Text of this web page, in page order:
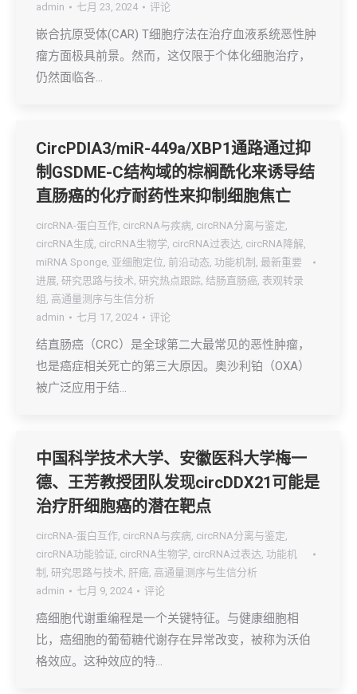
admin
七月 23, 2024 评论
嵌合抗原受体(CAR) T细胞疗法在治疗血液系统恶性肿
瘤方面极具前景。然而，这仅限于个体化细胞治疗，
仍然面临各…
CircPDIA3/miR-449a/XBP1通路通过抑
制GSDME-C结构域的棕榈酰化来诱导结
直肠癌的化疗耐药性来抑制细胞焦亡
circRNA-蛋白互作, circRNA与疾病, circRNA分离与鉴定,
circRNA生成, circRNA生物学, circRNA过表达, circRNA降解,
miRNA Sponge, 亚细胞定位, 前沿动态, 功能机制 , 最新重要
进展, 研究思路与技术, 研究热点跟踪, 结肠直肠癌, 表观转录
组 , 高通量测序与生信分析
admin
七月 17, 2024 评论
结直肠癌（CRC）是全球第二大最常见的恶性肿瘤，
也是癌症相关死亡的第三大原因。奥沙利铂（OXA）
被广泛应用于结…
中国科学技术大学、安徽医科大学梅一
德、王芳教授团队发现circDDX21可能是
治疗肝细胞癌的潜在靶点
circRNA-蛋白互作, circRNA与疾病, circRNA分离与鉴定,
circRNA功能验证, circRNA生物学, circRNA过表达, 功能机
制 , 研究思路与技术, 肝癌, 高通量测序与生信分析
admin
七月 9, 2024 评论
癌细胞代谢重编程是一个关键特征。与健康细胞相
比，癌细胞的葡萄糖代谢存在异常改变，被称为沃伯
格效应。这种效应的特…